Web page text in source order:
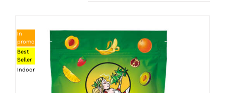
In
promo
Best
Seller
Indoor